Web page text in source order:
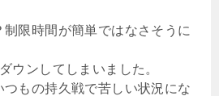
限時間が簡単ではなさそうに
ウンしてしまいました。
もの持久戦で苦しい状況にな